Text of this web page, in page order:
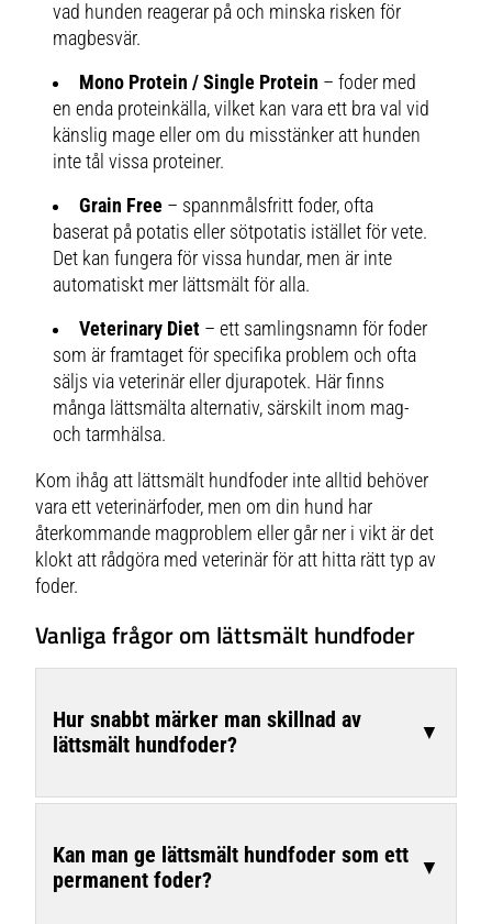
vuxenfoder rådfråga din veterinär.
vuxenfoder. Du hittar flera olika
sorter i vårt sortiment, se några
alternativ nedan.
vad hunden reagerar på och minska risken för
magbesvär.
Mono Protein / Single Protein – foder med
en enda proteinkälla, vilket kan vara ett bra val vid
känslig mage eller om du misstänker att hunden
inte tål vissa proteiner.
Grain Free – spannmålsfritt foder, ofta
baserat på potatis eller sötpotatis istället för vete.
Det kan fungera för vissa hundar, men är inte
automatiskt mer lättsmält för alla.
Veterinary Diet – ett samlingsnamn för foder
som är framtaget för specifika problem och ofta
säljs via veterinär eller djurapotek. Här finns
många lättsmälta alternativ, särskilt inom mag-
och tarmhälsa.
Kom ihåg att lättsmält hundfoder inte alltid behöver
vara ett veterinärfoder, men om din hund har
återkommande magproblem eller går ner i vikt är det
klokt att rådgöra med veterinär för att hitta rätt typ av
foder.
Vanliga frågor om lättsmält hundfoder
Hur snabbt märker man skillnad av
lättsmält hundfoder?
▼
Kan man ge lättsmält hundfoder som ett
permanent foder?
▼